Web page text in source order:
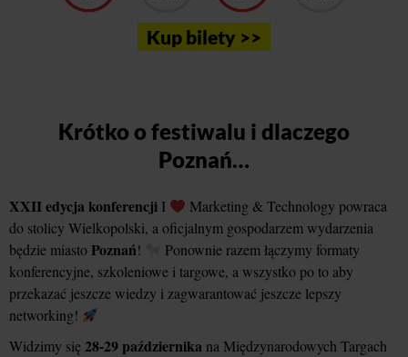
Kup bilety >>
Krótko o festiwalu i dlaczego
Poznań…
XXII edycja konferencji I
Marketing & Technology powraca
do stolicy Wielkopolski, a oficjalnym gospodarzem wydarzenia
będzie miasto Poznań!
Ponownie razem łączymy formaty
konferencyjne, szkoleniowe i targowe, a wszystko po to aby
przekazać jeszcze wiedzy i zagwarantować jeszcze lepszy
networking!
Widzimy się28-29 października na Międzynarodowych Targach